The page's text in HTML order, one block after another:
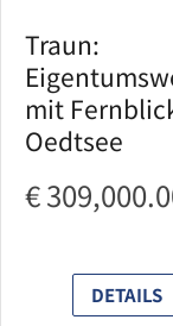
Traun:
mit
Oedtsee
€
DETAILS